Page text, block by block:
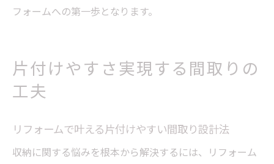
フォームへの第一歩となります。
片付けやすさ実現する間取りの
工夫
リフォームで叶える片付けやすい間取り設計法
収納に関する悩みを根本から解決するには、リフォーム